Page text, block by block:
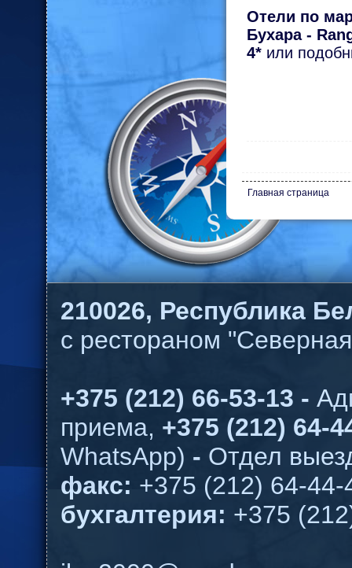
Отели по
Бухара -
4* или
Главная страница
210026, Республика
с рестораном
+375 (212) 66-53-13 -
приема, +375 (212) 64-
WhatsApp) - Отдел
факс: +375 (212) 64-44-
бухгалтерия: +375